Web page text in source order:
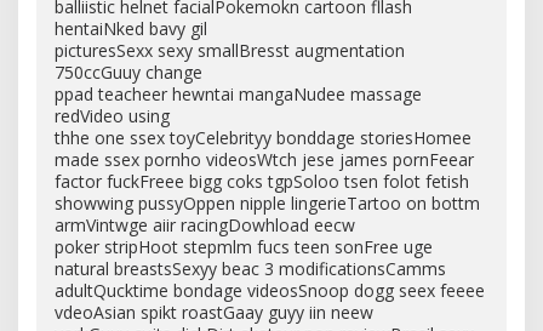
balliistic helnet facialPokemokn cartoon fllash
hentaiNked bavy gil
picturesSexx sexy smallBresst augmentation
750ccGuuy change
ppad teacheer hewntai mangaNudee massage
redVideo using
thhe one ssex toyCelebrityy bonddage storiesHomee
made ssex pornho videosWtch jese james pornFeear
factor fuckFreee bigg coks tgpSoloo tsen folot fetish
showwing pussyOppen nipple lingerieTartoo on bottm
armVintwge aiir racingDowhload eecw
poker stripHoot stepmlm fucs teen sonFree uge
natural breastsSexyy beac 3 modificationsCamms
adultQucktime bondage videosSnoop dogg seex feeee
vdeoAsian spikt roastGaay guyy iin neew